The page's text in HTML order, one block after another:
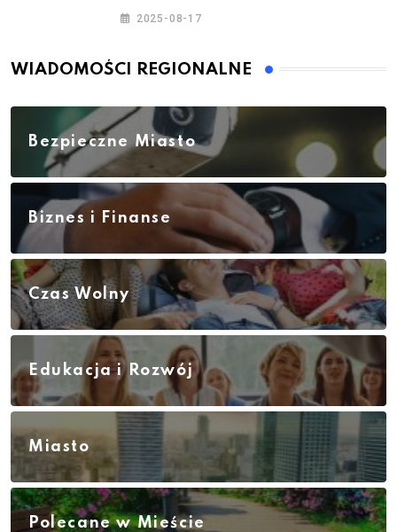
– jesień 2025
2025-08-17
WIADOMOŚCI REGIONALNE
Bezpieczne Miasto
Biznes i Finanse
Czas Wolny
Edukacja i Rozwój
Miasto
Polecane w Mieście